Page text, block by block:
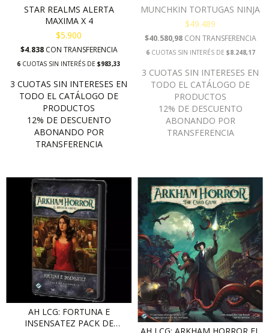
STAR REALMS ALERTA
MAXIMA X 4
$5.900
$4.838 CON TRANSFERENCIA
6 CUOTAS SIN INTERÉS DE $983,33
MUNCHKIN TORTUGAS NINJA
$49.489
$40.580,98 CON TRANSFERENCIA
6CUOTAS SIN INTERÉS DE $8.248,17
AH LCG: FORTUNA E
INSENSATEZ PACK DE